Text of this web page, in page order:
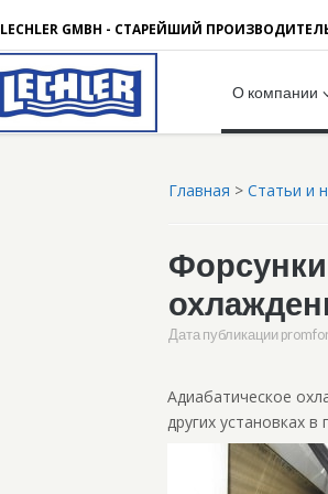
LECHLER GMBH - СТАРЕЙШИЙ
О компании
Главная > Статьи и
Форсунки
Дата публикации
Адиабатическое
других установках